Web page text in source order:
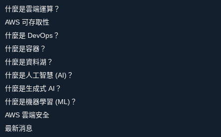
什麼是雲端運算？
AWS 可存取性
什麼是 DevOps？
什麼是容器？
什麼是資料湖？
什麼是人工智慧 (AI)？
什麼是生成式 AI？
什麼是機器學習 (ML)？
AWS 雲端安全
最新消息